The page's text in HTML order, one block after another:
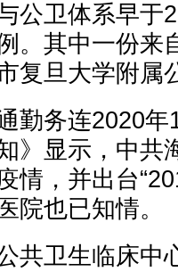
公卫体系早于
。其中一份来
复旦大学附属
勤务连2020
》显示，中共
情，并出台
院也已知情。
共卫生临床中